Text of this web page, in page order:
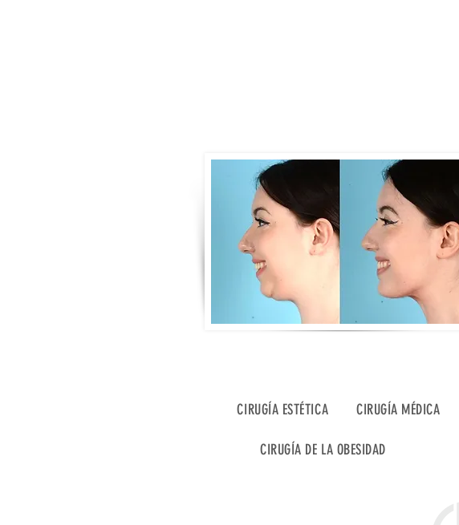
CIRUGÍA ESTÉTICA CIRUGÍA MÉDICA
CIRUGÍA DE LA OBESIDAD